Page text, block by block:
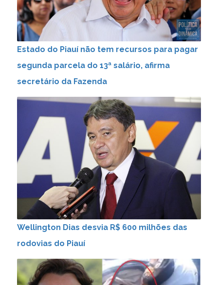
Estado do Piauí não tem recursos para pagar
segunda parcela do 13ª salário, afirma
secretário da Fazenda
Wellington Dias desvia R$ 600 milhões das
rodovias do Piauí